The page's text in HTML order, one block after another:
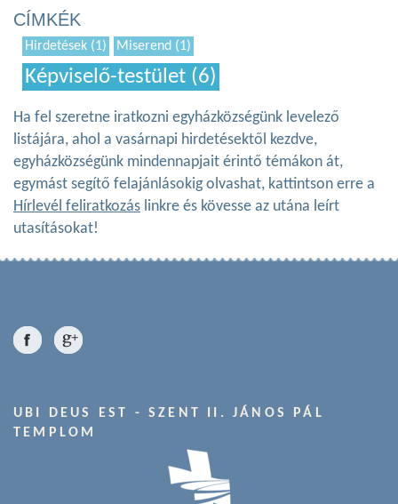
CÍMKÉK
Hirdetések (1) Miserend (1)
Képviselő-testület (6)
Ha fel szeretne iratkozni egyházközségünk levelező
listájára, ahol a vasárnapi hirdetésektől kezdve,
egyházközségünk mindennapjait érintő témákon át,
egymást segítő felajánlásokig olvashat, kattintson erre a
Hírlevél feliratkozás linkre és kövesse az utána leírt
utasításokat!
UBI DEUS EST - SZENT II. JÁNOS PÁL
TEMPLOM